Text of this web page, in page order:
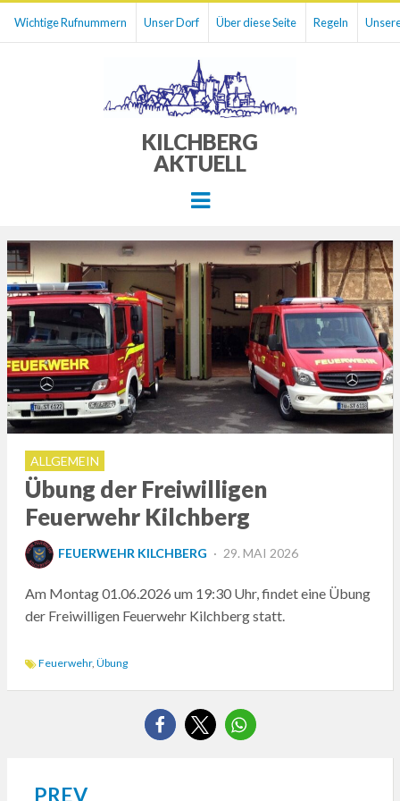
Wichtige Rufnummern Unser Dorf Über diese Seite Regeln
KILCHBERG
AKTUELL
Menu
ALLGEMEIN
Übung der Freiwilligen
Feuerwehr Kilchberg
FEUERWEHR KILCHBERG
POSTED
29. MAI 2026
Am Montag 01.06.2026 um 19:30 Uhr, findet eine Übung
der Freiwilligen Feuerwehr Kilchberg statt.
Feuerwehr, Übung
PREV